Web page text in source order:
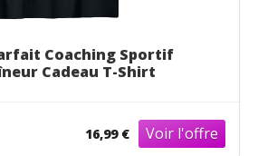
Coaching Sportif
Cadeau T-Shirt
16,99 €